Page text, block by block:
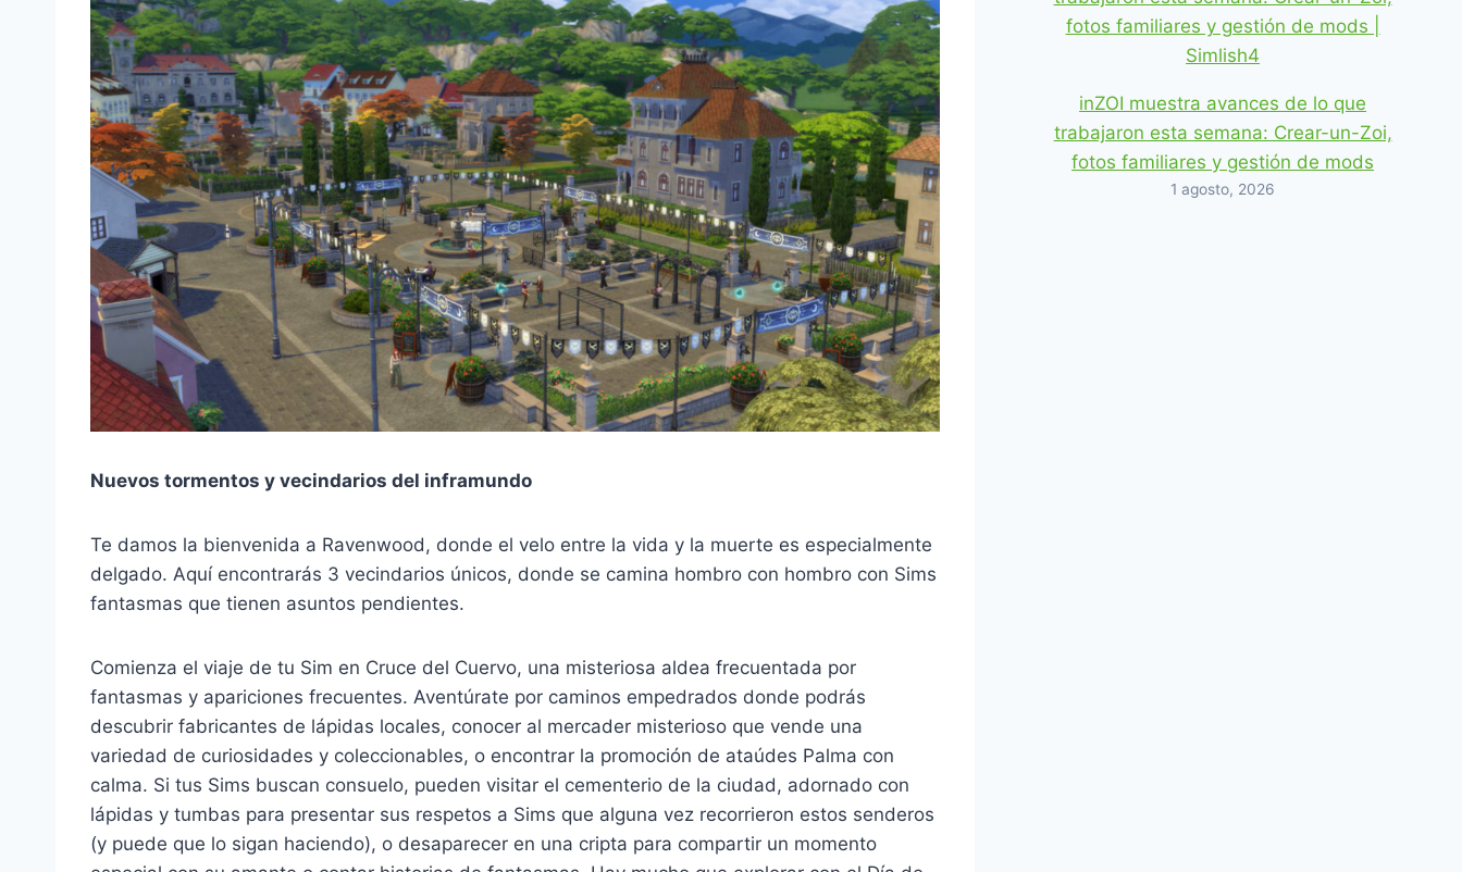
Nuevos tormentos y vecindarios del inframundo
Te damos la bienvenida a Ravenwood, donde el velo entre la vida y la muerte es especialmente
delgado. Aquí encontrarás 3 vecindarios únicos, donde se camina hombro con hombro con Sims
fantasmas que tienen asuntos pendientes.
Comienza el viaje de tu Sim en Cruce del Cuervo, una misteriosa aldea frecuentada por
fantasmas y apariciones frecuentes. Aventúrate por caminos empedrados donde podrás
descubrir fabricantes de lápidas locales, conocer al mercader misterioso que vende una
variedad de curiosidades y coleccionables, o encontrar la promoción de ataúdes Palma con
calma. Si tus Sims buscan consuelo, pueden visitar el cementerio de la ciudad, adornado con
lápidas y tumbas para presentar sus respetos a Sims que alguna vez recorrieron estos senderos
(y puede que lo sigan haciendo), o desaparecer en una cripta para compartir un momento
inZOI muestra avances de lo que
trabajaron esta semana: Crear-un-Zoi,
fotos familiares y gestión de mods
1 agosto, 2026